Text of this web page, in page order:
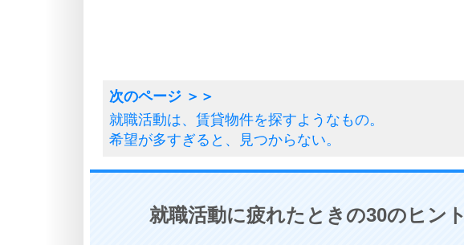
就職活動は、賃貸物件を探すようなもの。
希望が多すぎると、見つからない。
就職活動に疲れたときの30のヒント